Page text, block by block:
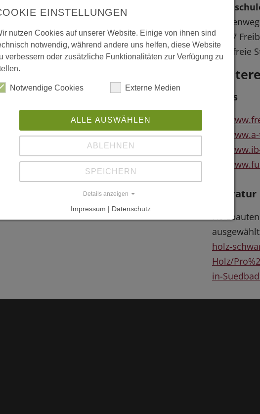
Toni Weber, Freiburg
79117
Kreisfreie
Links
Literatur
holz-
Holz/
in-
EINSTELLUNGEN
nutzen Cookies auf unserer Website. Einige von ihnen sind
notwendig, während andere uns helfen, diese Website
verbessern oder zusätzliche Funktionalitäten zur Verfügung zu
Notwendige Cookies Externe Medien
ALLE AUSWÄHLEN
ABLEHNEN
SPEICHERN
Details anzeigen
Impressum | Datenschutz